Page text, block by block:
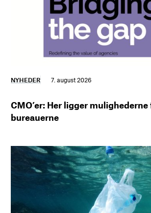
NYHEDER 7. august 2026
CMO’er: Her ligger mulighederne
bureauerne